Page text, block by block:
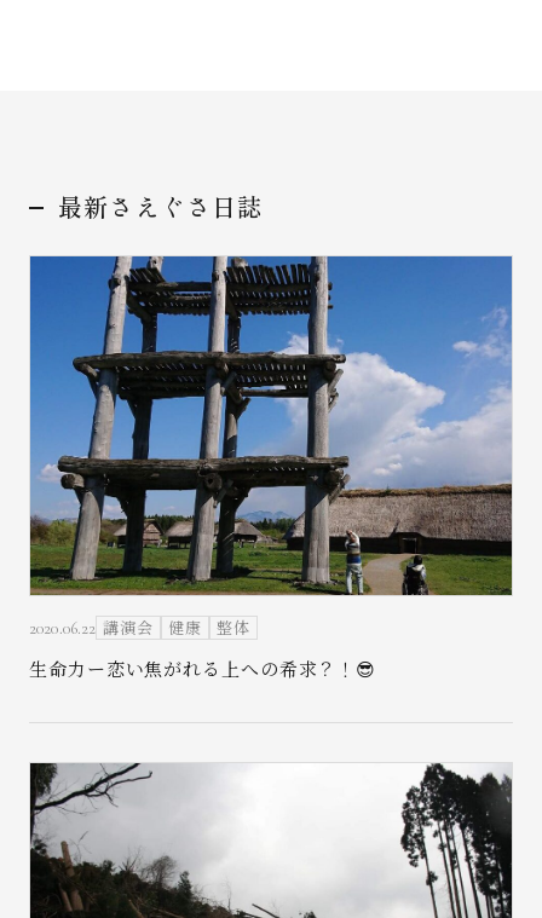
お問い合わせ
最新さえぐさ日誌
2020.06.22 講演会 健康 整体
生命力ー恋い焦がれる上への希求？！😎